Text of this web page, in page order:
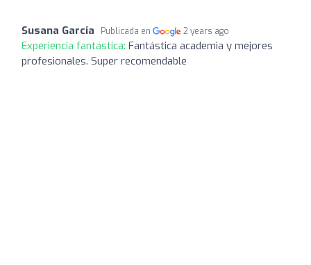
Susana Garcia Publicada en 2 years ago
Experiencia fantástica: Fantástica academia y mejores
profesionales. Super recomendable